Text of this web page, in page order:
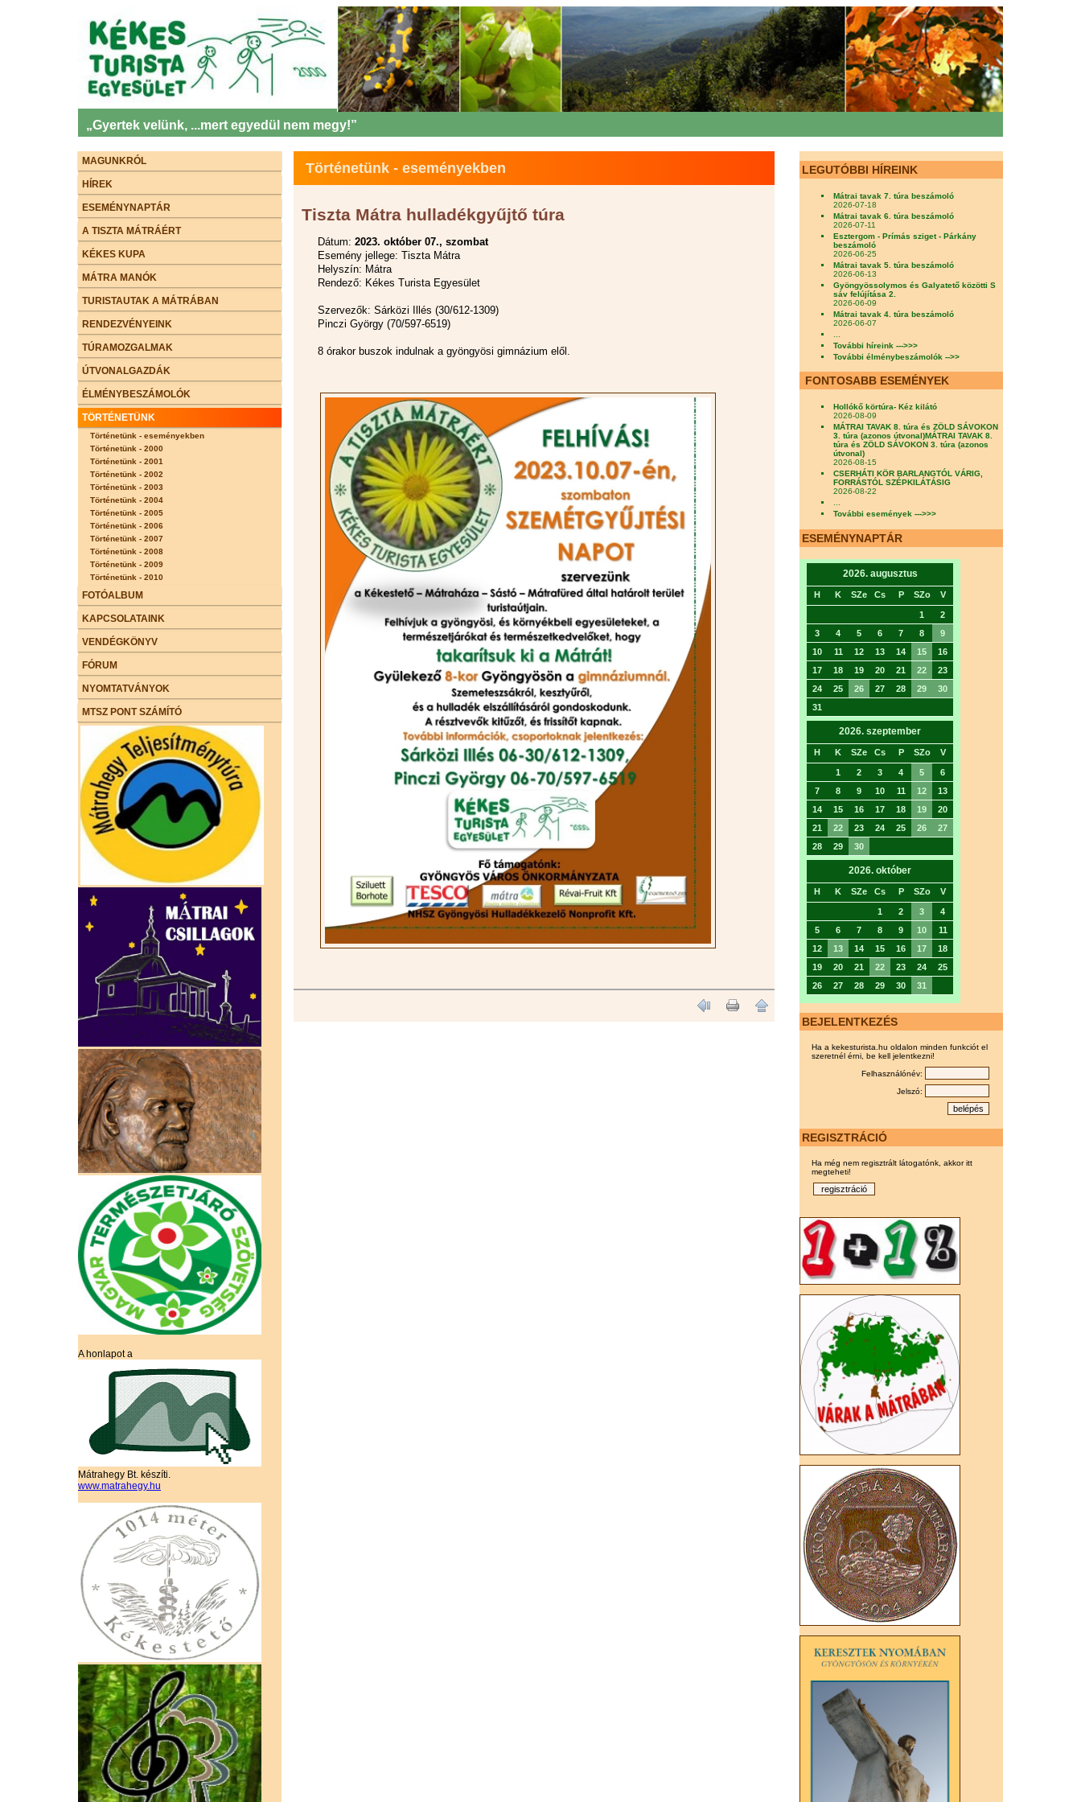
„Gyertek velünk, ...mert egyedül nem megy!”
MAGUNKRÓL
HÍREK
ESEMÉNYNAPTÁR
A TISZTA MÁTRÁÉRT
KÉKES KUPA
MÁTRA MANÓK
TURISTAUTAK A MÁTRÁBAN
RENDEZVÉNYEINK
TÚRAMOZGALMAK
ÚTVONALGAZDÁK
ÉLMÉNYBESZÁMOLÓK
TÖRTÉNETÜNK
Történetünk - eseményekben
Történetünk - 2000
Történetünk - 2001
Történetünk - 2002
Történetünk - 2003
Történetünk - 2004
Történetünk - 2005
Történetünk - 2006
Történetünk - 2007
Történetünk - 2008
Történetünk - 2009
Történetünk - 2010
FOTÓALBUM
KAPCSOLATAINK
VENDÉGKÖNYV
FÓRUM
NYOMTATVÁNYOK
MTSZ PONT SZÁMÍTÓ
A honlapot a
Mátrahegy Bt. készíti.
www.matrahegy.hu
Történetünk - eseményekben
Tiszta Mátra hulladékgyűjtő túra
Dátum: 2023. október 07., szombat
Esemény jellege: Tiszta Mátra
Helyszín: Mátra
Rendező: Kékes Turista Egyesület
Szervezők: Sárközi Illés (30/612-1309)
Pinczi György (70/597-6519)
8 órakor buszok indulnak a gyöngyösi gimnázium elől.
LEGUTÓBBI HÍREINK
Mátrai tavak 7. túra beszámoló
2026-07-18
Mátrai tavak 6. túra beszámoló
2026-07-11
Esztergom - Prímás sziget - Párkány
beszámoló
2026-06-25
Mátrai tavak 5. túra beszámoló
2026-06-13
Gyöngyössolymos és Galyatető közötti S
sáv felújítása 2.
2026-06-09
Mátrai tavak 4. túra beszámoló
2026-06-07
További híreink --->>>
További élménybeszámolók -->>
FONTOSABB ESEMÉNYEK
Hollókő körtúra- Kéz kilátó
2026-08-09
MÁTRAI TAVAK 8. túra és ZÖLD SÁVOKON
3. túra (azonos útvonal)MÁTRAI TAVAK 8.
túra és ZÖLD SÁVOKON 3. túra (azonos
útvonal)
2026-08-15
CSERHÁTI KÖR BARLANGTÓL VÁRIG,
FORRÁSTÓL SZÉPKILÁTÁSIG
2026-08-22
...
További események --->>>
ESEMÉNYNAPTÁR
2026. augusztus
H K SZe Cs P SZo V
1
2
3
4 5 6 7 8
9
10
11 12 13 14 15
16
17
18 19 20 21 22
23
24
25 26 27 28 29
30
31
2026. szeptember
H K SZe Cs P SZo V
1 2 3 4 5
6
7
8 9 10 11 12
13
14
15 16 17 18 19
20
21
22 23 24 25 26
27
28
29 30
2026. október
H K SZe Cs P SZo V
1 2 3
4
5
6 7 8 9 10
11
12
13 14 15 16 17
18
19
20 21 22 23 24
25
26
27 28 29 30 31
BEJELENTKEZÉS
Ha a kekesturista.hu oldalon minden funkciót el
szeretnél érni, be kell jelentkezni!
Felhasználónév:
Jelszó:
REGISZTRÁCIÓ
Ha még nem regisztrált látogatónk, akkor itt
megteheti!